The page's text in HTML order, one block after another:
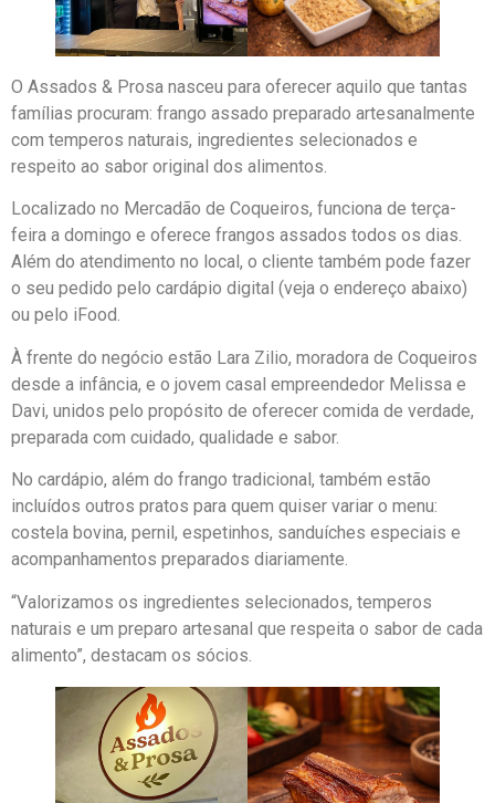
O Assados & Prosa nasceu para oferecer aquilo que tantas
famílias procuram: frango assado preparado artesanalmente
com temperos naturais, ingredientes selecionados e
respeito ao sabor original dos alimentos.
Localizado no Mercadão de Coqueiros, funciona de terça-
feira a domingo e oferece frangos assados todos os dias.
Além do atendimento no local, o cliente também pode fazer
o seu pedido pelo cardápio digital (veja o endereço abaixo)
ou pelo iFood.
À frente do negócio estão Lara Zilio, moradora de Coqueiros
desde a infância, e o jovem casal empreendedor Melissa e
Davi, unidos pelo propósito de oferecer comida de verdade,
preparada com cuidado, qualidade e sabor.
No cardápio, além do frango tradicional, também estão
incluídos outros pratos para quem quiser variar o menu:
costela bovina, pernil, espetinhos, sanduíches especiais e
acompanhamentos preparados diariamente.
“Valorizamos os ingredientes selecionados, temperos
naturais e um preparo artesanal que respeita o sabor de cada
alimento”, destacam os sócios.